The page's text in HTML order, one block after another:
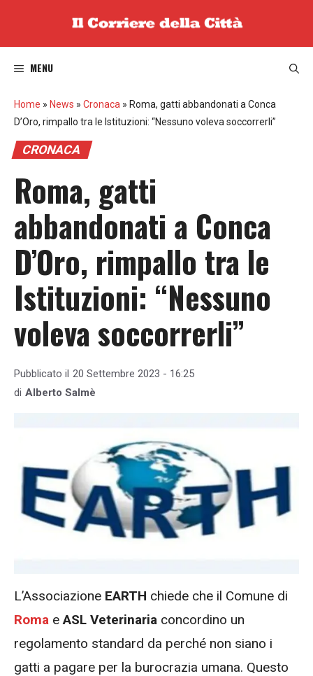
MENU
Home » News » Cronaca » Roma, gatti abbandonati a Conca
D’Oro, rimpallo tra le Istituzioni: “Nessuno voleva soccorrerli”
CRONACA
Roma, gatti
abbandonati a Conca
D’Oro, rimpallo tra le
Istituzioni: “Nessuno
voleva soccorrerli”
Pubblicato il 20 Settembre 2023 - 16:25
di Alberto Salmè
L’Associazione EARTH chiede che il Comune di
Roma eASL Veterinaria concordino un
regolamento standard da perché non siano i
gatti a pagare per la burocrazia umana. Questo